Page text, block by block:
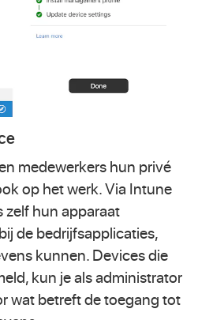
medewerkers hun privé
op het werk. Via Intune
zelf hun apparaat
de bedrijfsapplicaties,
kunnen. Devices die
kun je als administrator
wat betreft de toegang tot